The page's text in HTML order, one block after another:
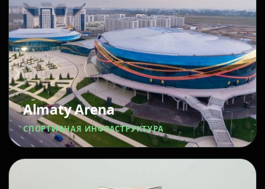
Almaty Arena
СПОРТИВНАЯ ИНФРАСТРУКТУРА